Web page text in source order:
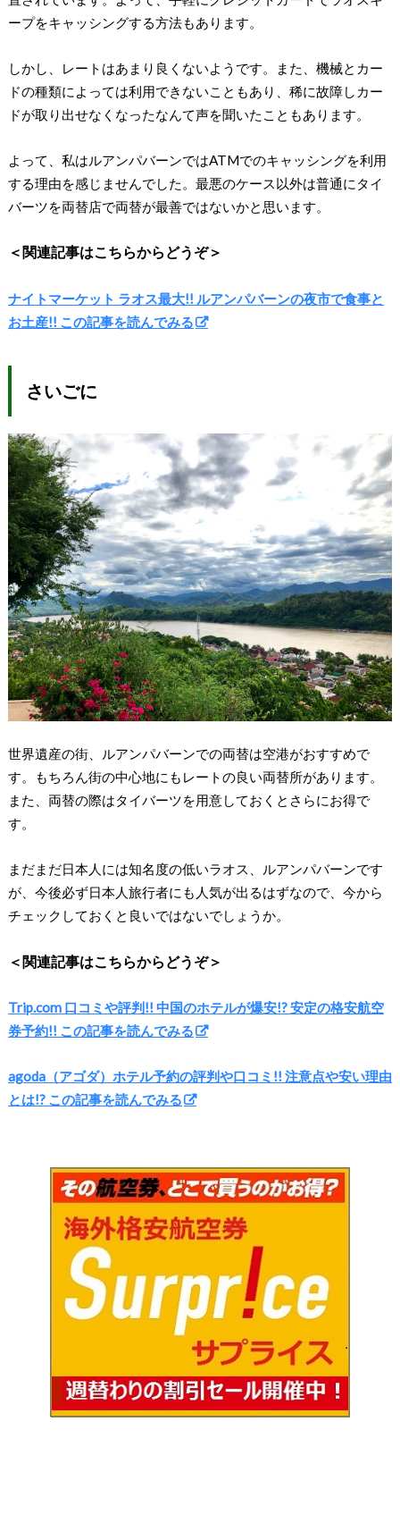
ープをキャッシングする方法もあります。
しかし、レートはあまり良くないようです。また、機械とカー
ドの種類によっては利用できないこともあり、稀に故障しカー
ドが取り出せなくなったなんて声を聞いたこともあります。
よって、私はルアンパバーンではATMでのキャッシングを利用
する理由を感じませんでした。最悪のケース以外は普通にタイ
バーツを両替店で両替が最善ではないかと思います。
＜関連記事はこちらからどうぞ＞
ナイトマーケット ラオス最大!! ルアンパバーンの夜市で食事と
お土産!! この記事を読んでみる
さいごに
世界遺産の街、ルアンパバーンでの両替は空港がおすすめで
す。もちろん街の中心地にもレートの良い両替所があります。
また、両替の際はタイバーツを用意しておくとさらにお得で
す。
まだまだ日本人には知名度の低いラオス、ルアンパバーンです
が、今後必ず日本人旅行者にも人気が出るはずなので、今から
チェックしておくと良いではないでしょうか。
＜関連記事はこちらからどうぞ＞
Trip.com 口コミや評判!! 中国のホテルが爆安!? 安定の格安航空
券予約!! この記事を読んでみる
agoda（アゴダ）ホテル予約の評判や口コミ!! 注意点や安い理由
とは!? この記事を読んでみる